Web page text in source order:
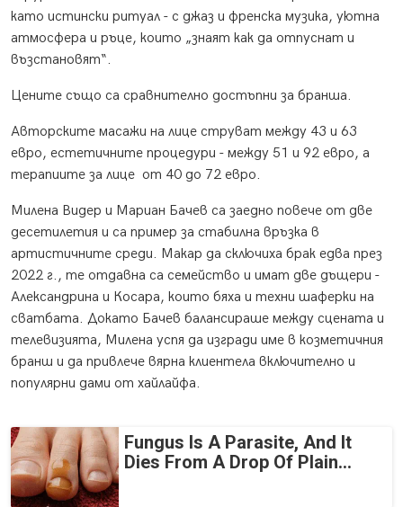
като истински ритуал - с джаз и френска музика, уютна
атмосфера и ръце, които „знаят как да отпуснат и
възстановят“.
Цените също са сравнително достъпни за бранша.
Авторските масажи на лице струват между 43 и 63
евро, естетичните процедури - между 51 и 92 евро, а
терапиите за лице от 40 до 72 евро.
Милена Видер и Мариан Бачев са заедно повече от две
десетилетия и са пример за стабилна връзка в
артистичните среди. Макар да сключиха брак едва през
2022 г., те отдавна са семейство и имат две дъщери -
Александрина и Косара, които бяха и техни шаферки на
сватбата. Докато Бачев балансираше между сцената и
телевизията, Милена успя да изгради име в козметичния
бранш и да привлече вярна клиентела включително и
популярни дами от хайлайфа.
Fungus Is A Parasite, And It
Dies From A Drop Of Plain...